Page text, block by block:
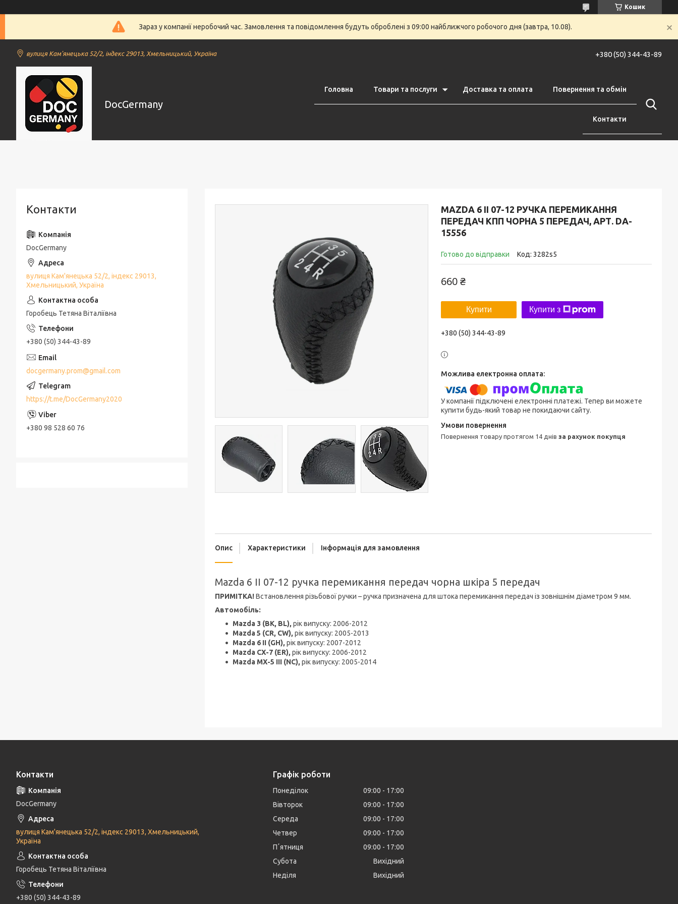
Кошик
Зараз у компанії неробочий час. Замовлення та повідомлення будуть оброблені з 09:00 найближчого робочого дня (завтра, 10.08).
вулиця Кам'янецька 52/2, індекс 29013, Хмельницький, Україна +380 (50) 344-43-89
DocGermany
Головна Товари та послуги Доставка та оплата Повернення та обмін
Контакти
MAZDA 6 II 07-12 РУЧКА ПЕРЕМИКАННЯ
ПЕРЕДАЧ КПП ЧОРНА 5 ПЕРЕДАЧ, АРТ. DA-
15556
Готово до відправки Код: 3282s5
660 ₴
Купити Купити з
+380 (50) 344-43-89
У компанії підключені електронні платежі. Тепер ви можете
купити будь-який товар не покидаючи сайту.
повернення товару протягом 14 днів за рахунок покупця
Опис Характеристики Інформація для замовлення
Mazda 6 II 07-12 ручка перемикання передач чорна шкіра 5 передач
ПРИМІТКА! Встановлення різьбової ручки – ручка призначена для штока перемикання передач із зовнішнім діаметром 9 мм.
Автомобіль:
Mazda 3 (BK, BL), рік випуску: 2006-2012
Mazda 5 (CR, CW), рік випуску: 2005-2013
Mazda 6 II (GH), рік випуску: 2007-2012
Mazda CX-7 (ER), рік випуску: 2006-2012
Mazda MX-5 III (NC), рік випуску: 2005-2014
Контакти
DocGermany
вулиця Кам'янецька 52/2, індекс 29013,
Хмельницький, Україна
Горобець Тетяна Віталіївна
+380 (50) 344-43-89
docgermany.prom@gmail.com
https://t.me/DocGermany2020
+380 98 528 60 76
Контакти
DocGermany
вулиця Кам'янецька 52/2, індекс 29013, Хмельницький,
Україна
Горобець Тетяна Віталіївна
+380 (50) 344-43-89
Графік роботи
Понеділок 09:00
17:00
Вівторок
09:00
17:00
Середа
09:00
17:00
Четвер
09:00
17:00
Пʼятниця
09:00
17:00
Субота
Вихідний
Неділя
Вихідний